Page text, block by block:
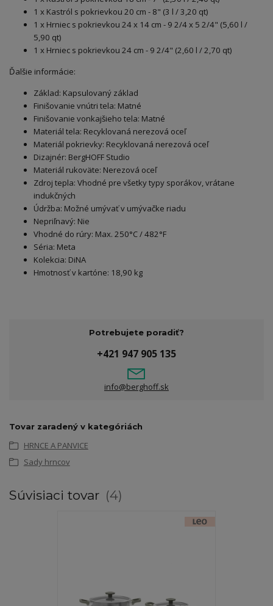
1 x Kastról s pokrievkou 20 cm - 8" (3 l / 3,20 qt)
1 x Hrniec s pokrievkou 24 x 14 cm - 9 2/4 x 5 2/4" (5,60 l /
5,90 qt)
1 x Hrniec s pokrievkou 24 cm - 9 2/4" (2,60 l / 2,70 qt)
Ďalšie informácie:
Základ: Kapsulovaný základ
Finišovanie vnútri tela: Matné
Finišovanie vonkajšieho tela: Matné
Materiál tela: Recyklovaná nerezová oceľ
Materiál pokrievky: Recyklovaná nerezová oceľ
Dizajnér: BergHOFF Studio
Materiál rukoväte: Nerezová oceľ
Zdroj tepla: Vhodné pre všetky typy sporákov, vrátane
indukčných
Údržba: Možné umývať v umývačke riadu
Nepriľnavý: Nie
Vhodné do rúry: Max. 250°C / 482°F
Séria: Meta
Kolekcia: DiNA
Hmotnosť v kartóne: 18,90 kg
Potrebujete poradiť?
+421 947 905 135
info@berghoff.sk
Tovar zaradený v kategóriách
HRNCE A PANVICE
Sady hrncov
Súvisiaci tovar 4